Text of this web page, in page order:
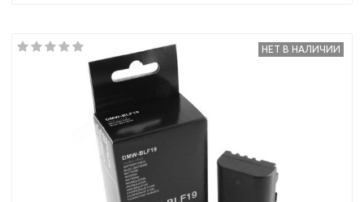
НЕТ В НАЛИЧИИ